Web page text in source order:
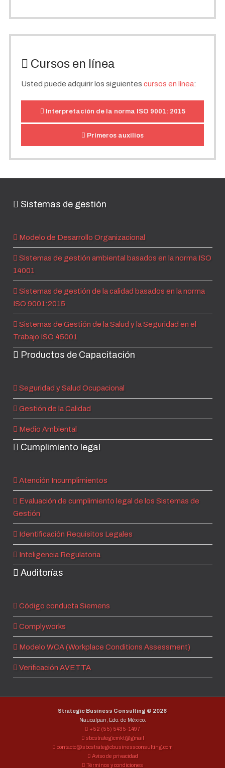
Cursos en línea
Usted puede adquirir los siguientes cursos en línea:
Interpretación de la norma ISO 9001: 2015
Primeros auxilios
Sistemas de gestión
Modelo de Desarrollo Organizacional
Sistemas de gestión ambiental basados en la norma ISO
14001
Sistemas de gestión de la calidad basados en la norma
ISO 9001:2015
Sistemas de Gestión de la Salud y la Seguridad en el
Trabajo ISO 45001
Productos de Capacitación
Seguridad y Salud Ocupacional
Gestión de la Calidad
Medio Ambiental
Cumplimiento legal
Atención Incumplimientos
Evaluación de cumplimiento legal de los Sistemas de
Gestión
Identificación Requisitos Legales
Inteligencia Regulatoria
Auditorías
Código conducta Siemens
Complyworks
Modelo WCA (Workplace Conditions Assessment)
Verificación AVETTA
Strategic Business Consulting ® 2026
Naucalpan, Edo. de México.
+52 (55) 5435-1497
sbcstrategicmkt@gmail
contacto@sbcstrategicbusinessconsulting.com
Aviso de privacidad
Términos y condiciones